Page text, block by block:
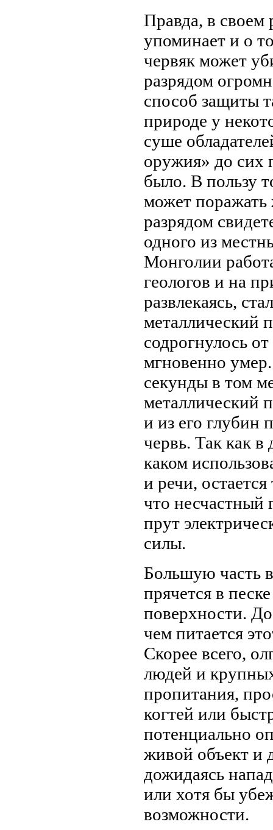
Правда, в своем
упоминает и о
червяк может
разрядом
способ защиты
природе у
суше
оружия» до сих
было. В пользу
может поражать
разрядом
одного из
Монголии
геологов и на
развлекаясь,
металлический
содрогнулось
мгновенно
секунды в том
металлический
и из его глубин
червь. Так как
каком
и речи,
что несчастный
прут
силы.
Большую часть
прячется в
поверхности.
чем питается
Скорее всего,
людей и
пропитания,
когтей или
потенциально
живой объект и
дожидаясь
или хотя бы
возможности.